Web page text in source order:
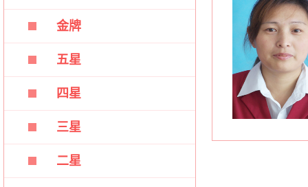
金牌
五星
四星
三星
二星